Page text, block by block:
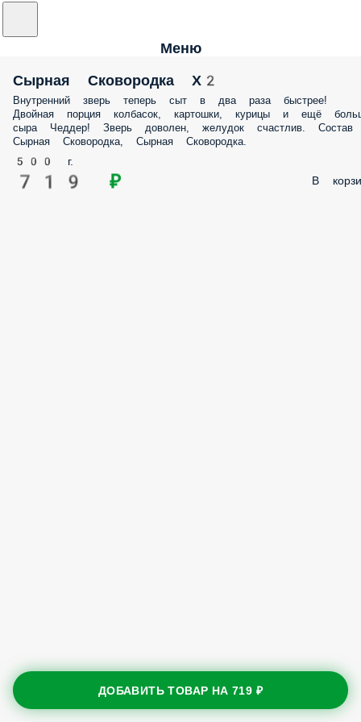
Меню
Сырная Сковородка Х2
Внутренний зверь теперь сыт в два раза быстрее!
Двойная порция колбасок, картошки, курицы и ещё
сыра Чеддер! Зверь доволен, желудок счастлив. Состав
Сырная Сковородка, Сырная Сковородка.
500 г.
719 ₽ В
ДОБАВИТЬ ТОВАР НА719 ₽